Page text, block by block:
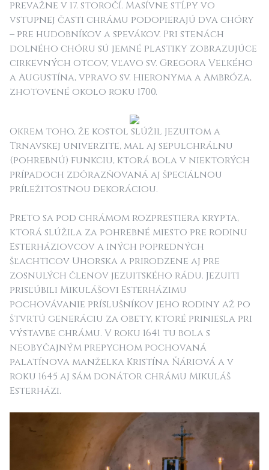
prevažne v 17. storočí. Masívne stĺpy vo
vstupnej časti chrámu podopierajú dva chóry
– pre hudobníkov a spevákov. Pri stenách
dolného chóru sú jemné plastiky zobrazujúce
cirkevných otcov, vľavo sv. Gregora Veľkého
a Augustína, vpravo sv. Hieronyma a Ambróza,
zhotovené okolo roku 1700.
Okrem toho, že kostol slúžil jezuitom a
Trnavskej univerzite, mal aj sepulchrálnu
(pohrebnú) funkciu, ktorá bola v niektorých
prípadoch zdôrazňovaná aj špeciálnou
príležitostnou dekoráciou.
Preto sa pod chrámom rozprestiera krypta,
ktorá slúžila za pohrebné miesto pre rodinu
Esterháziovcov a iných popredných
šľachticov Uhorska a prirodzene aj pre
zosnulých členov jezuitského rádu. Jezuiti
prisľúbili Mikulášovi Esterházimu
pochovávanie príslušníkov jeho rodiny až po
štvrtú generáciu za obety, ktoré priniesla pri
výstavbe chrámu. V roku 1641 tu bola s
neobyčajným prepychom pochovaná
palatínova manželka Kristína Ňáriová a v
roku 1645 aj sám donátor chrámu Mikuláš
Esterházi.